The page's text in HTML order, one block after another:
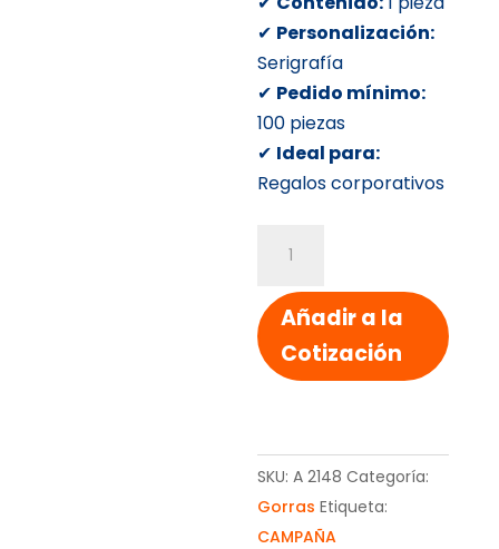
✔ Personalización:
Serigrafía
✔ Pedido mínimo:
100 piezas
✔ Ideal para:
Regalos corporativos
Liberty
personalizada
en
poliéster
cantidad
Añadir a la
Cotización
SKU:A 2148 Categoría:
Gorras Etiqueta:
CAMPAÑA